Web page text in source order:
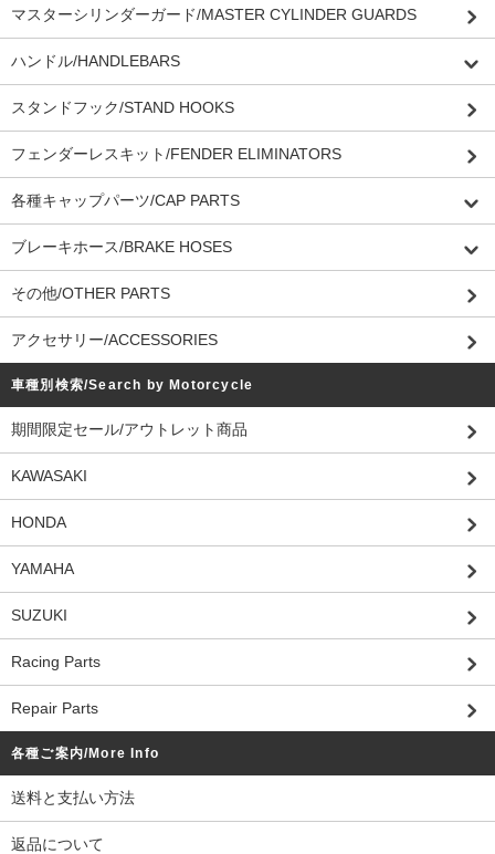
マスターシリンダーガード/MASTER CYLINDER GUARDS
ハンドル/HANDLEBARS
スタンドフック/STAND HOOKS
フェンダーレスキット/FENDER ELIMINATORS
各種キャップパーツ/CAP PARTS
ブレーキホース/BRAKE HOSES
その他/OTHER PARTS
アクセサリー/ACCESSORIES
車種別検索/Search by Motorcycle
期間限定セール/アウトレット商品
KAWASAKI
HONDA
YAMAHA
SUZUKI
Racing Parts
Repair Parts
各種ご案内/More Info
送料と支払い方法
返品について